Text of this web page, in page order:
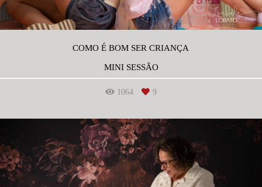
COMO É BOM SER CRIANÇA
MINI SESSÃO
1064 9